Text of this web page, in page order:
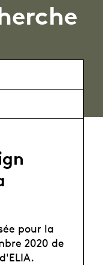
pour la
2020 de